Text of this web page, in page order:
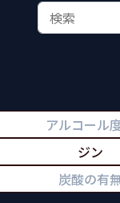
アルコール
ジン
炭酸の有